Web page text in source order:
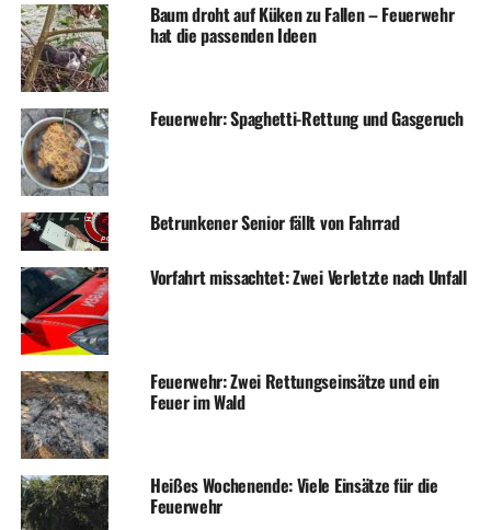
Einbrecher im Jugendzentrum
DON'T MISS
Drei Einsätze für die Feuerwehr
Baum droht auf Küken zu Fallen – Feuerwehr
hat die passenden Ideen
Feuerwehr: Spaghetti-Rettung und Gasgeruch
Betrunkener Senior fällt von Fahrrad
Vorfahrt missachtet: Zwei Verletzte nach Unfall
Feuerwehr: Zwei Rettungseinsätze und ein
Feuer im Wald
Heißes Wochenende: Viele Einsätze für die
Feuerwehr